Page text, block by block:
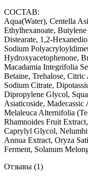
СОСТАВ:
Aqua(Water), Centella
Ethylhexanoate,
Distearate, 1,2-
Sodium
Hydroxyacetophenone,
Macadamia Integrifolia
Betaine, Trehalose,
Sodium Citrate,
Dipropylene Glycol,
Asiaticoside,
Melaleuca Alternifolia
Rhamnoides Fruit
Caprylyl Glycol,
Annua Extract, Oryza
Ferment, Solanum
Отзывы (1)